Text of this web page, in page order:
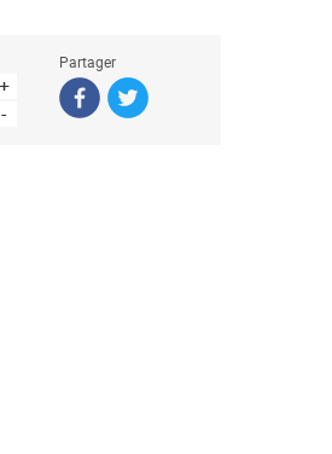
+
-
Partager